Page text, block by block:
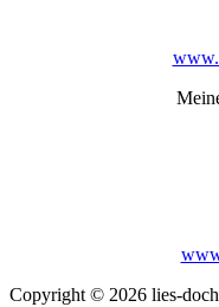
Copyright © 2026 lies-